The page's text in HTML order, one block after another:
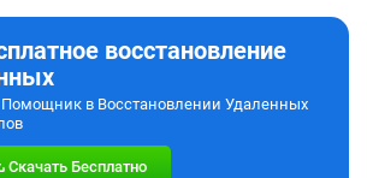
восстановление
в Восстановлении Удаленных
Скачать Бесплатно